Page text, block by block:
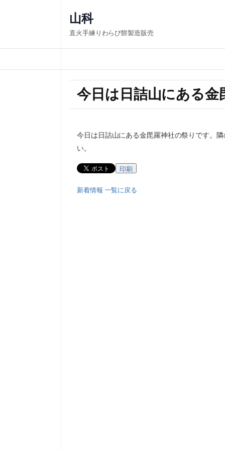
山科
直火手練りわらび餅製造販売
今日は日詰山にある金
今日は日詰山にある金毘羅神社の祭りです。
い。
印刷
新着情報 一覧に戻る